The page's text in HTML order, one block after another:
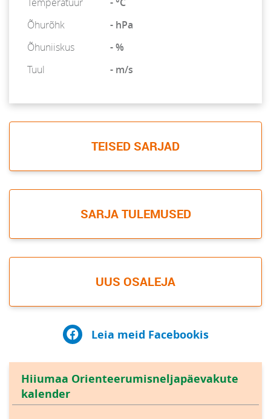
Õhurõhk
- hPa
Õhuniiskus
- %
Tuul
- m/s
TEISED SARJAD
SARJA TULEMUSED
UUS OSALEJA
Leia meid Facebookis
Hiiumaa Orienteerumisneljapäevakute
kalender